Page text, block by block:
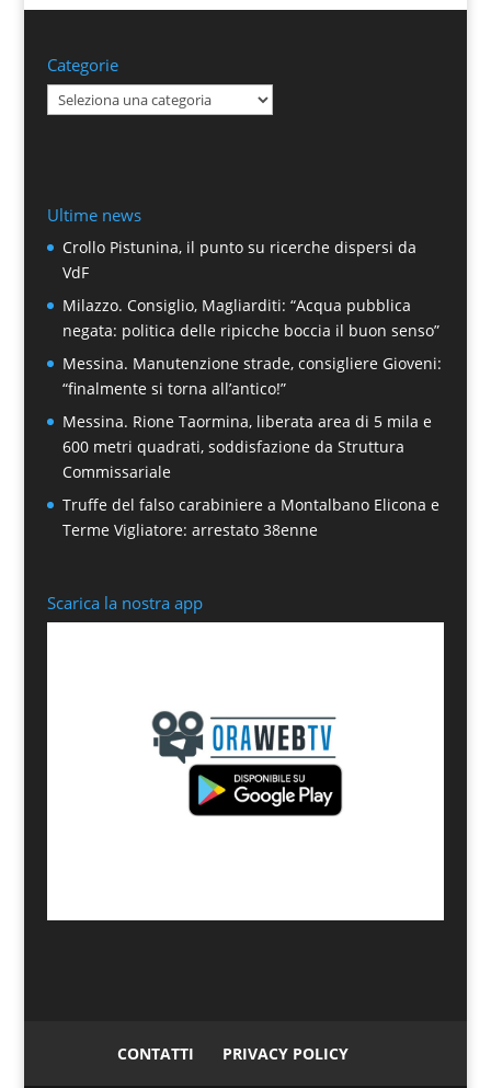
Categorie
Categorie
Ultime news
Crollo Pistunina, il punto su ricerche dispersi da
VdF
Milazzo. Consiglio, Magliarditi: “Acqua pubblica
negata: politica delle ripicche boccia il buon senso”
Messina. Manutenzione strade, consigliere Gioveni:
“finalmente si torna all’antico!”
Messina. Rione Taormina, liberata area di 5 mila e
600 metri quadrati, soddisfazione da Struttura
Commissariale
Truffe del falso carabiniere a Montalbano Elicona e
Terme Vigliatore: arrestato 38enne
Scarica la nostra app
CONTATTI PRIVACY POLICY